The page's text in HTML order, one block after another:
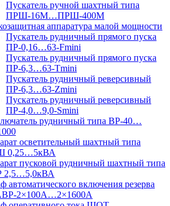
Пускатель ручной шахтный типа
ПРШ-16М…ПРШ-400М
аппаратура малой мощности
Пускатель рудничный прямого пуска
ПР-0,16…63-Fmini
Пускатель рудничный прямого пуска
ПР-6,3…63-Tmini
Пускатель рудничный реверсивный
ПР-6,3…63-Zmini
Пускатель рудничный реверсивный
ПР-4,0…9,0-Smini
рудничный типа ВР-40…
осветительный шахтный типа
0,25…5кВА
пусковой рудничный шахтный типа
2,5…5,0кВА
автоматического включения резерва
2×100А…2×1600А